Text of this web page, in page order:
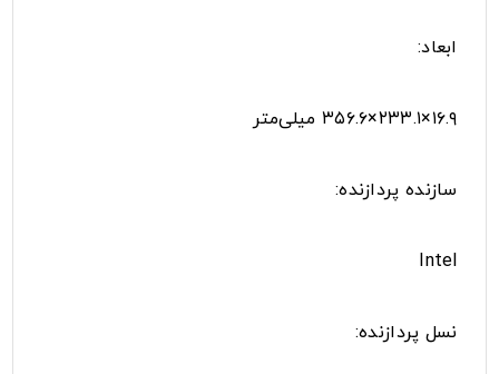
ابعاد:
۱۶.۹×۲۳۳.۱×۳۵۶.۶ میلی‌متر
سازنده پردازنده:
Intel
نسل پردازنده: